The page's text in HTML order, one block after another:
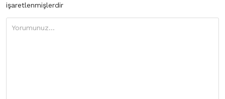
işaretlenmişlerdir